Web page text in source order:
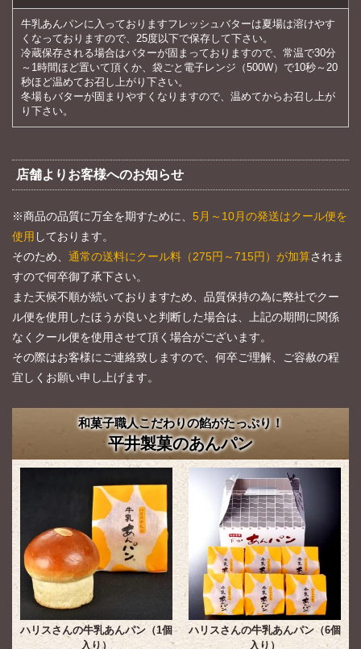
牛乳あんパンに入っておりますフレッシュバターは夏場は溶けやす
くなっておりますので、25度以下で保存して下さい。
冷蔵保存される場合はバターが固まっておりますので、常温で30分
～1時間ほど置いて頂くか、袋ごと電子レンジ（500W）で10秒～20
秒ほど温めてお召し上がり下さい。
冬場もバターが固まりやすくなりますので、温めてからお召し上が
り下さい。
店舗よりお客様へのお知らせ
※商品の品質に万全を期すために、 5月～10月の発送はクール便を
使用 しております。
そのため、 通常の送料にクール料（275円～715円）が加算されま
すので何卒御了承下さい。
また天候不順が続いておりますため、品質保持の為に弊社でクー
ル便を使用したほうが良いと判断した場合は、上記の期間に関係
なくクール便を使用させて頂く場合がございます。
その際はお客様にご連絡致しますので、何卒ご理解、ご容赦の程
宜しくお願い申し上げます。
和菓子職人こだわりの餡がたっぷり！
平井製菓のあんパン
ハリスさんの牛乳あんパン（1個
入り）
ハリスさんの牛乳あんパン（6個
入り）